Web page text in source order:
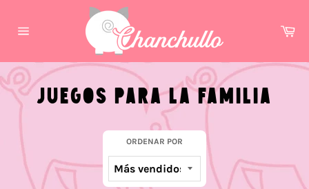
JUEGOS PARA LA FAMILIA
ORDENAR POR